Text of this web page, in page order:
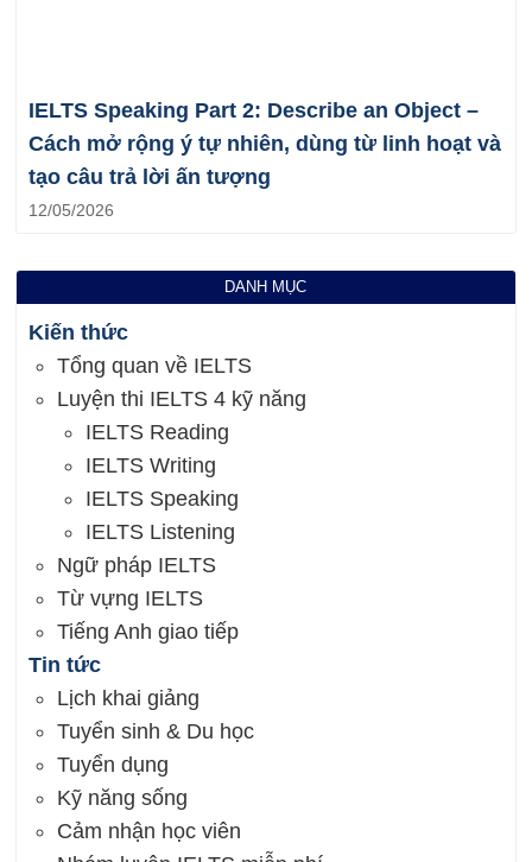
IELTS Speaking Part 2: Describe an Object –
Cách mở rộng ý tự nhiên, dùng từ linh hoạt và
tạo câu trả lời ấn tượng
12/05/2026
DANH MỤC
Kiến thức
Tổng quan về IELTS
Luyện thi IELTS 4 kỹ năng
IELTS Reading
IELTS Writing
IELTS Speaking
IELTS Listening
Ngữ pháp IELTS
Từ vựng IELTS
Tiếng Anh giao tiếp
Tin tức
Lịch khai giảng
Tuyển sinh & Du học
Tuyển dụng
Kỹ năng sống
Cảm nhận học viên